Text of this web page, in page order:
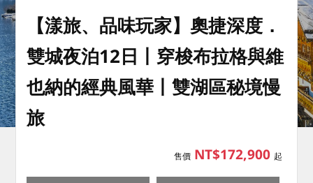
【漾旅、品味玩家】奧捷深度．
雙城夜泊12日丨穿梭布拉格與維
也納的經典風華丨雙湖區秘境慢
旅
售價NT$172,900 起